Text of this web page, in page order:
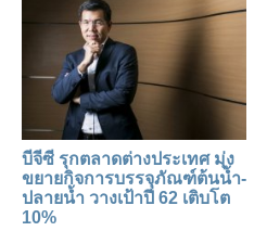
บีจีซี รุกตลาดต่างประเทศ มุ่ง
ขยายกิจการบรรจุภัณฑ์ต้นน้ำ-
ปลายน้ำ วางเป้าปี 62 เติบโต
10%